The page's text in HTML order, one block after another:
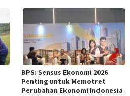
BPS: Sensus Ekonomi 2026
Penting untuk Memotret
Perubahan Ekonomi Indonesia